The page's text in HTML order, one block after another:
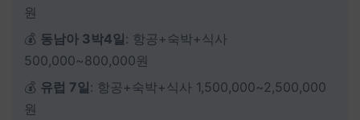
원
💰 동남아 3박4일 : 항공+숙박+식사
500,000~800,000원
💰 유럽 7일 : 항공+숙박+식사 1,500,000~2,500,000
원